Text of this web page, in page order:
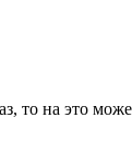
то на это